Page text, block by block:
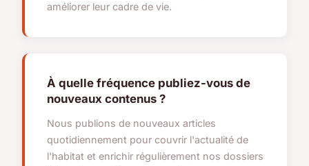
améliorer leur cadre de vie.
À quelle fréquence publiez-vous de
nouveaux contenus ?
Nous publions de nouveaux articles
quotidiennement pour couvrir l'actualité de
l'habitat et enrichir régulièrement nos dossiers